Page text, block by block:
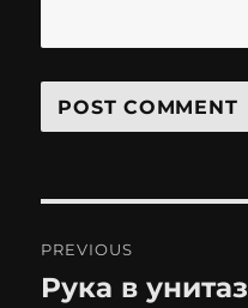
navigation
PREVIOUS
Previous
Рука в